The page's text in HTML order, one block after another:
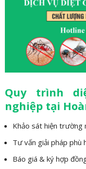
Quy trình
nghiệp tại
Khảo sát hiện trường
Tư vấn giải pháp phù
Báo giá & ký hợp